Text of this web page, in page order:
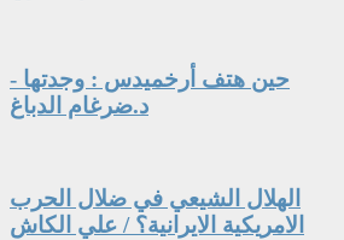
حين هتف أرخميدس : وجدتها -
د.ضرغام الدباغ
الهلال الشيعي في ضلال الحرب
الامريكية الايرانية؟ / علي الكاش